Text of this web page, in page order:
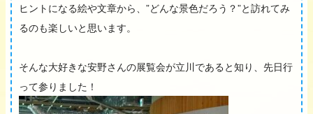
ヒントになる絵や文章から、”どんな景色だろう？”と訪れてみ
るのも楽しいと思います。
そんな大好きな安野さんの展覧会が立川であると知り、先日行
って参りました！